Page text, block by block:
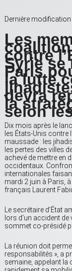
Dernière
Les
contre
Syrie se
Paris
la lutte
devra
la
selon
Dix mois après le
les États-Unis contre l’
maussade : les
les pertes des villes
achevé de mettre en
occidentaux.
internationales
mardi 2 juin à Paris,
français Laurent
Le secrétaire d’État
lors d’un accident
sommet co-présidé
La réunion doit
responsabilités », a
semaine, appelant